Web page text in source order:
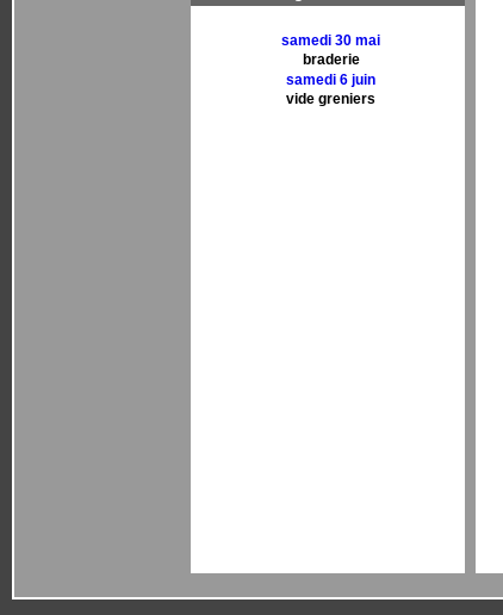
samedi 30 mai
braderie
samedi 6 juin
vide greniers